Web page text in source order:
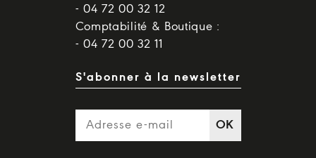
- 04 72 00 32 12
Comptabilité & Boutique :
- 04 72 00 32 11
S'abonner à la newsletter
OK